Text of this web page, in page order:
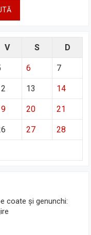
V S D
6 7
13 14
20 21
27 28
coate și genunchi: